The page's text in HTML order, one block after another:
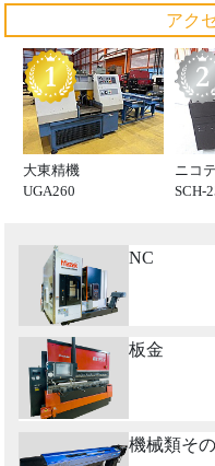
アク
大東精機
UGA260
ニコ
SCH-
NC
板金
機械類そ